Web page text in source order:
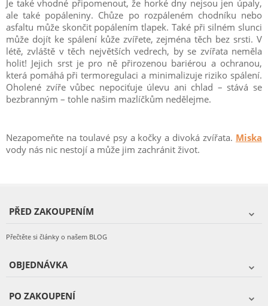
Je také vhodné připomenout, že horké dny nejsou jen úpaly,
ale také popáleniny. Chůze po rozpáleném chodníku nebo
asfaltu může skončit popálením tlapek. Také při silném slunci
může dojít ke spálení kůže zvířete, zejména těch bez srsti. V
létě, zvláště v těch největších vedrech, by se zvířata neměla
holit! Jejich srst je pro ně přirozenou bariérou a ochranou,
která pomáhá při termoregulaci a minimalizuje riziko spálení.
Oholené zvíře vůbec nepociťuje úlevu ani chlad – stává se
bezbranným – tohle našim mazlíčkům nedělejme.
Nezapomeňte na toulavé psy a kočky a divoká zvířata. Miska
vody nás nic nestojí a může jim zachránit život.
PŘED ZAKOUPENÍM
Přečtěte si články o našem BLOG
OBJEDNÁVKA
PO ZAKOUPENÍ